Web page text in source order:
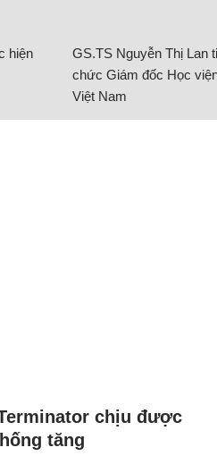
hiện
GS.TS Nguyễn Thị Lan
chức Giám đốc Học
Việt Nam
chịu được
tăng